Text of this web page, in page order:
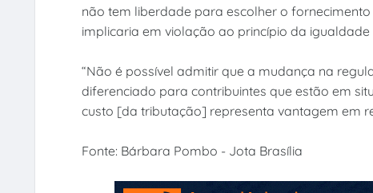
não tem liberdade para escolher o
implicaria em violação ao princípio da
“Não é possível admitir que a mudança na
diferenciado para contribuintes que estão em
custo [da tributação] representa vantagem em
Fonte: Bárbara Pombo - Jota Brasília